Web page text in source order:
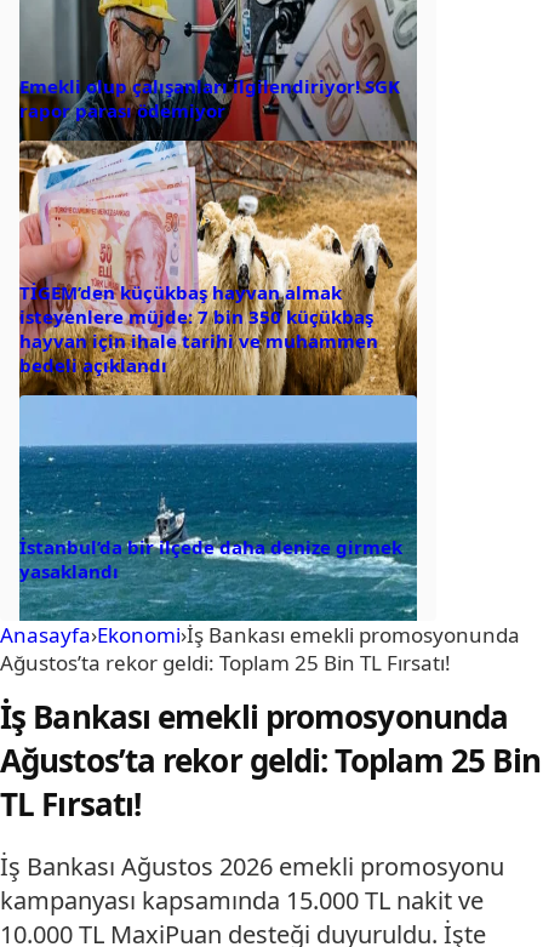
Emekli olup çalışanları ilgilendiriyor! SGK
rapor parası ödemiyor
TİGEM’den küçükbaş hayvan almak
isteyenlere müjde: 7 bin 350 küçükbaş
hayvan için ihale tarihi ve muhammen
bedeli açıklandı
İstanbul’da bir ilçede daha denize girmek
yasaklandı
Anasayfa›Ekonomi›İş Bankası emekli promosyonunda
Ağustos’ta rekor geldi: Toplam 25 Bin TL Fırsatı!
İş Bankası emekli promosyonunda
Ağustos’ta rekor geldi: Toplam 25 Bin
TL Fırsatı!
İş Bankası Ağustos 2026 emekli promosyonu
kampanyası kapsamında 15.000 TL nakit ve
10.000 TL MaxiPuan desteği duyuruldu. İşte